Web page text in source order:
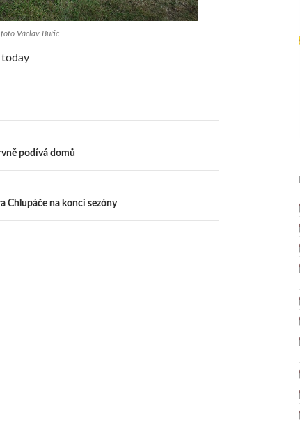
Václav Buřič
podívá domů
Chlupáče na konci sezóny